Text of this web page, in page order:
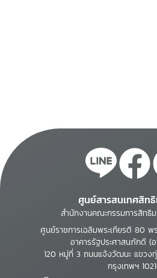
ศูนย์สารสนเทศสิท
สำนักงานคณะกรรมการสิทธิ
ศูนย์ราชการเฉลิมพระเกียรติ 80
อาคารรัฐประศาสนภักดี (
120 หมู่ที่ 3 ถนนแจ้งวัฒนะ แขวง
กรุงเทพฯ